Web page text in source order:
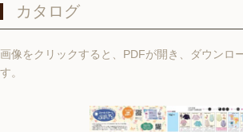
カタログ
画像をクリックすると、PDFが開き、ダウンロ
す。